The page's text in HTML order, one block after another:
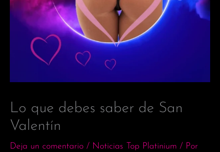
Lo que debes saber de San
Valentín
Deja un comentario / Noticias Top Platinium / Por